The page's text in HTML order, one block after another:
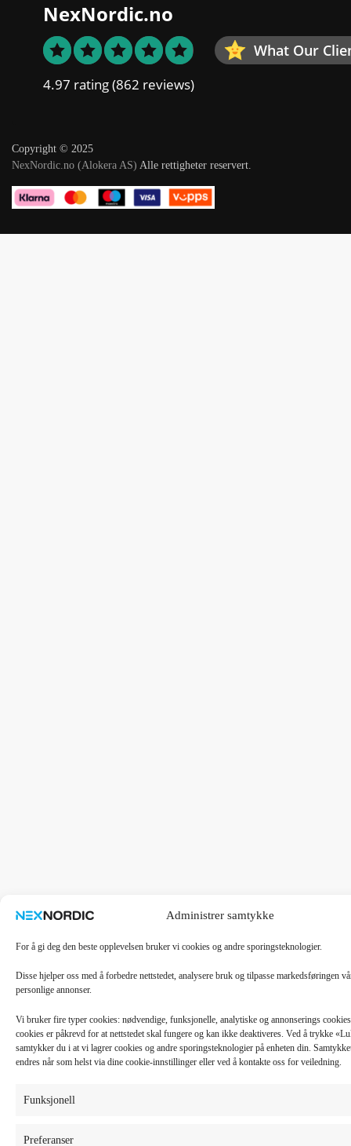
Administrer samtykke
For å gi deg den beste opplevelsen bruker vi cookies og andre sporingsteknologier.
Disse hjelper oss med å forbedre nettstedet, analysere bruk og tilpasse markedsføringen
personlige annonser.
Vi bruker fire typer cookies: nødvendige, funksjonelle, analytiske og annonserings
cookies er påkrevd for at nettstedet skal fungere og kan ikke deaktiveres. Ved å trykke
samtykker du i at vi lagrer cookies og andre sporingsteknologier på enheten din.
endres når som helst via dine cookie-innstillinger eller ved å kontakte oss for veiledning.
Funksjonell
Preferanser
NexNordic.no
What Our
4.97 rating(862 reviews)
Copyright © 2025
NexNordic.no (Alokera AS) Alle rettigheter reservert.